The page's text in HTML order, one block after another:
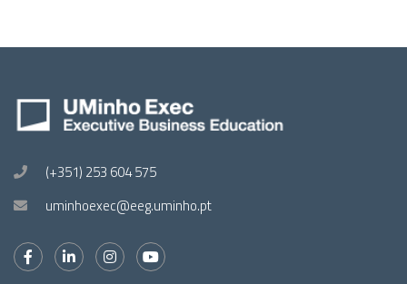
(+351) 253 604 575
uminhoexec@eeg.uminho.pt